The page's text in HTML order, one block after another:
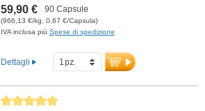
59,90 € 90 Capsule
(966,13 €/kg, 0,67 €/Capsula)
IVA inclusa più Spese di spedizione
Dettagli
Average rating of 5 out of 5 stars